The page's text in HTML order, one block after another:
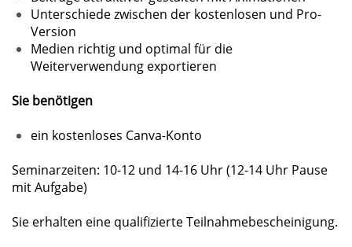
Unterschiede zwischen der kostenlosen und Pro-
Version
Medien richtig und optimal für die
Weiterverwendung exportieren
Sie benötigen
ein kostenloses Canva-Konto
Seminarzeiten: 10-12 und 14-16 Uhr (12-14 Uhr Pause
mit Aufgabe)
Sie erhalten eine qualifizierte Teilnahmebescheinigung.